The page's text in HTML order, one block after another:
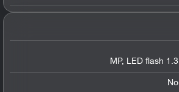
1.3 MP, LED flash
No